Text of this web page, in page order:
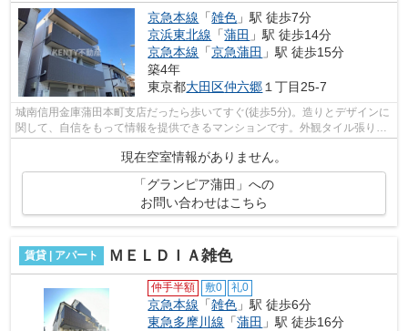
京急本線 「雑色 」駅 徒歩7分
京浜東北線 「蒲田 」駅 徒歩14分
京急本線 「京急蒲田 」駅 徒歩15分
築4年
東京都大田区仲六郷 １丁目25-7
城南信用金庫蒲田本町支店だったら歩いてすぐ(徒歩5分)。造りとデザインに
関して、自信をもって情報を提供できるマンションです。外観タイル張りの
マンションは、素敵でオシャレです。...
現在空室情報がありません。
「グランピア蒲田」への
お問い合わせはこちら
賃貸 | アパート ＭＥＬＤＩＡ雑色
仲手半額 敷0 礼0
京急本線 「雑色 」駅 徒歩6分
東急多摩川線 「蒲田 」駅 徒歩16分